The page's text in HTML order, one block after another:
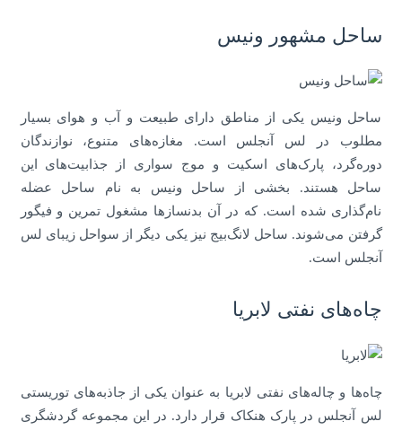
ساحل مشهور ونیس
ساحل ونیس یکی از مناطق دارای طبیعت و آب و هوای بسیار
مطلوب در لس آنجلس است. مغازه‌های متنوع، نوازندگان
دوره‌گرد، پارک‌های اسکیت و موج سواری از جذابیت‌های این
ساحل هستند. بخشی از ساحل ونیس به نام ساحل عضله
نام‌گذاری شده است. که در آن بدنسازها مشغول تمرین و فیگور
گرفتن می‌شوند. ساحل لانگ‌بیج نیز یکی دیگر از سواحل زیبای لس
آنجلس است.
چاه‌های نفتی لابریا
چاه‌ها و چاله‌های نفتی لابریا به عنوان یکی از جاذبه‌های توریستی
لس آنجلس در پارک هنکاک قرار دارد. در این مجموعه گردشگری